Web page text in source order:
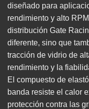
diseñado para
rendimiento y alto
distribución Gate
diferente, sino que
tracción de vidrio de
rendimiento y la
El compuesto de
banda resiste el calor
protección contra las